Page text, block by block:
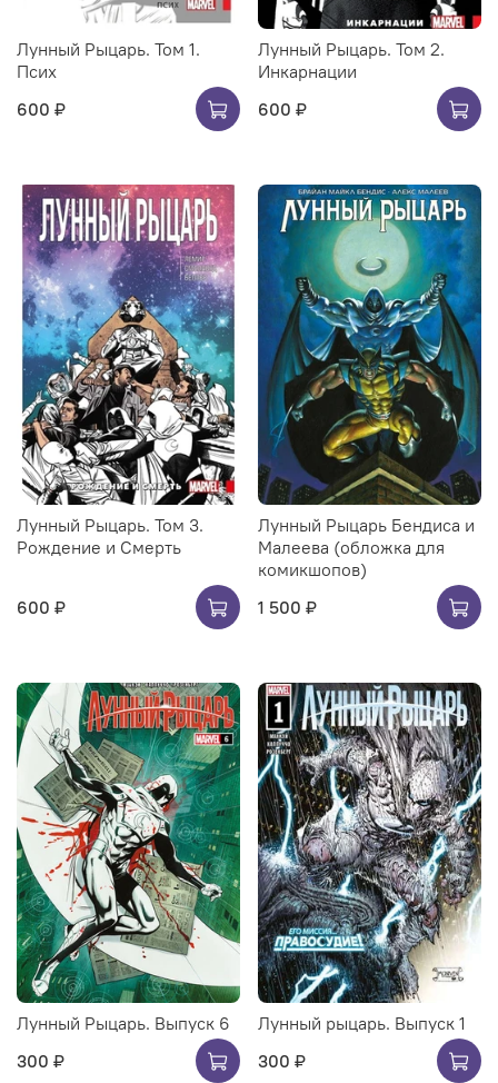
Лунный Рыцарь. Том 1.
Псих
600 ₽
Лунный Рыцарь. Том 2.
Инкарнации
600 ₽
Лунный Рыцарь. Том 3.
Рождение и Смерть
600 ₽
Лунный Рыцарь Бендиса и
Малеева (обложка для
комикшопов)
1 500 ₽
Лунный Рыцарь. Выпуск 6
300 ₽
Лунный рыцарь. Выпуск 1
300 ₽